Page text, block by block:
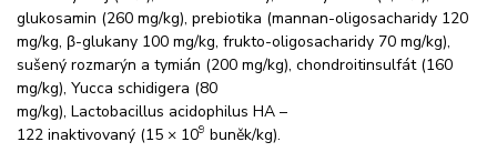
glukosamin (260 mg/kg), prebiotika (mannan-oligosacharidy 120
mg/kg, β-glukany 100 mg/kg, frukto-oligosacharidy 70 mg/kg),
sušený rozmarýn a tymián (200 mg/kg), chondroitinsulfát (160
mg/kg), Yucca schidigera (80
mg/kg), Lactobacillus acidophilus HA –
122 inaktivovaný (15 × 109 buněk/kg).